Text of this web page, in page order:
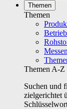
Themen
Themen
Themen A-Z
Suchen und
zielgerichtet